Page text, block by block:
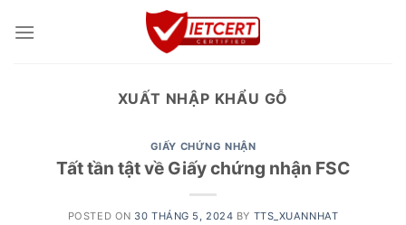
XUẤT NHẬP KHẨU GỖ
GIẤY CHỨNG NHẬN
Tất tần tật về Giấy chứng nhận FSC
POSTED ON 30 THÁNG 5, 2024 BY TTS_XUANNHAT